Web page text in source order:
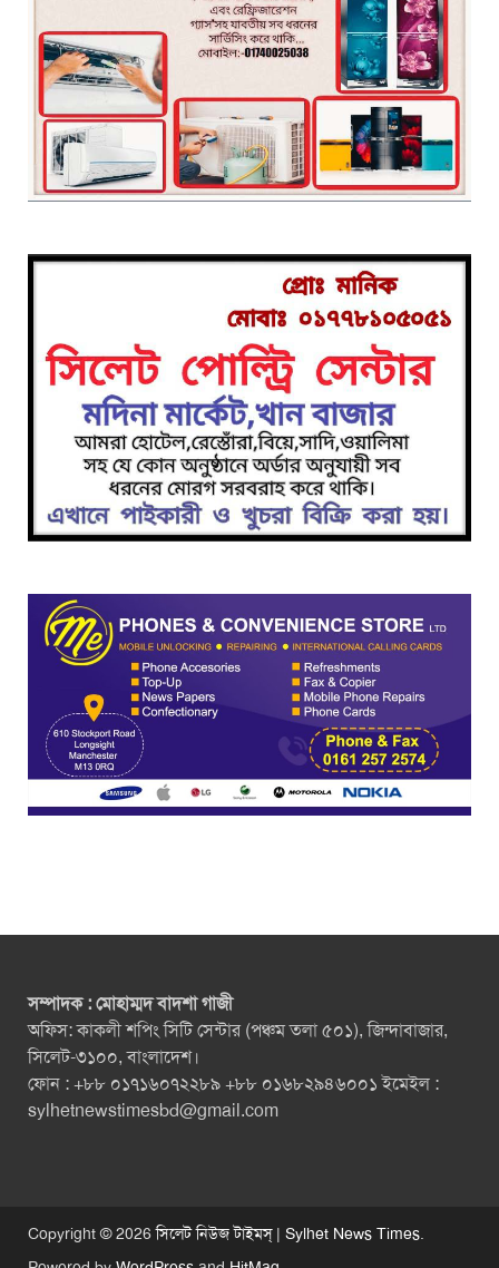
সম্পাদক : মোহাম্মদ বাদশা গাজী
অফিস: কাকলী শপিং সিটি সেন্টার (পঞ্চম তলা ৫০১), জিন্দাবাজার,
সিলেট-৩১০০, বাংলাদেশ।
ফোন : +৮৮ ০১৭১৬০৭২২৮৯ +৮৮ ০১৬৮২৯৪৬০০১ ইমেইল :
sylhetnewstimesbd@gmail.com
Copyright © 2026সিলেট নিউজ টাইমস্ | Sylhet News Times.